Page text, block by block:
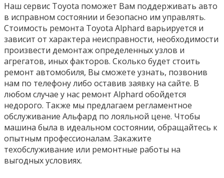
Наш сервис Toyota поможет Вам поддерживать авто
в исправном состоянии и безопасно им управлять.
Стоимость ремонта Toyota Alphard варьируется и
зависит от характера неисправности, необходимости
произвести демонтаж определенных узлов и
агрегатов, иных факторов. Сколько будет стоить
ремонт автомобиля, Вы сможете узнать, позвонив
нам по телефону либо оставив заявку на сайте. В
любом случае у нас ремонт Alphard обойдется
недорого. Также мы предлагаем регламентное
обслуживание Альфард по лояльной цене. Чтобы
машина была в идеальном состоянии, обращайтесь к
опытным профессионалам. Закажите
техобслуживание или ремонтные работы на
выгодных условиях.